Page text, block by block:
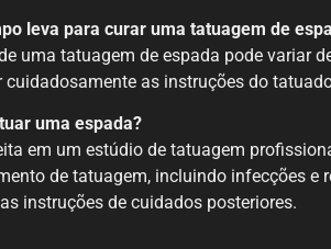
leva para curar uma tatuagem de
uma tatuagem de espada pode variar
cuidadosamente as instruções do
uma espada?
em um estúdio de tatuagem
de tatuagem, incluindo infecções e
instruções de cuidados posteriores.